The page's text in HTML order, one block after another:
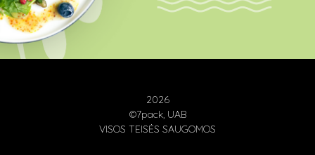
2026
©7pack, UAB
VISOS TEISĖS SAUGOMOS